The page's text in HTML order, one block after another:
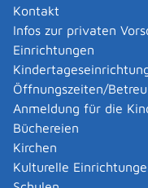
Kontakt
Infos zur privaten
Einrichtungen
Öffnungszeiten/
Anmeldung für die
Büchereien
Kirchen
Kulturelle
Bullterrier und
Pit Bull Terrier.
Ihre Eigenschaft als
Dies gilt auch für
anderen Hunden.
Daneben kann die
amtlich festgestellt